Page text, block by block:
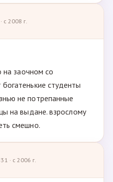
с 2008 г.
на заочном со
студенты
не потрепанные
на выдане. взрослому
смешно.
· с 2006 г.